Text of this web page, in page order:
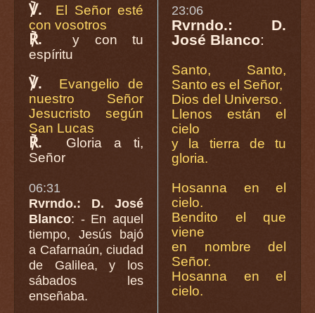
℣.
El Señor esté
con vosotros
℟.
y con tu
espíritu
℣.
Evangelio de
nuestro Señor
Jesucristo según
San Lucas
℟.
Gloria a ti,
Señor
06:31
Rvrndo.: D. José
Blanco: - En aquel
tiempo, Jesús bajó
a Cafarnaún, ciudad
de Galilea, y los
sábados les
enseñaba.
23:06
Rvrndo.: D.
José Blanco:
Santo, Santo,
Santo es el Señor,
Dios del Universo.
Llenos están el
cielo
y la tierra de tu
gloria.
Hosanna en el
cielo.
Bendito el que
viene
en nombre del
Señor.
Hosanna en el
cielo.